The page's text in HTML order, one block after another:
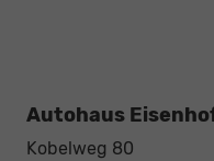
Autohaus
Kobelweg 80